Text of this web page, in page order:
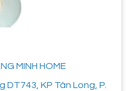
MINH HOME
DT743, KP Tân Long, P.